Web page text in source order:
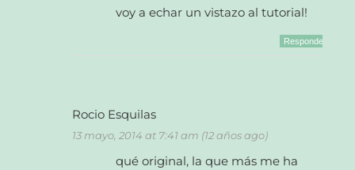
voy a echar un vistazo al tutorial!
Responder
Rocio Esquilas
13 mayo, 2014 at 7:41 am (12 años ago)
qué original, la que más me ha